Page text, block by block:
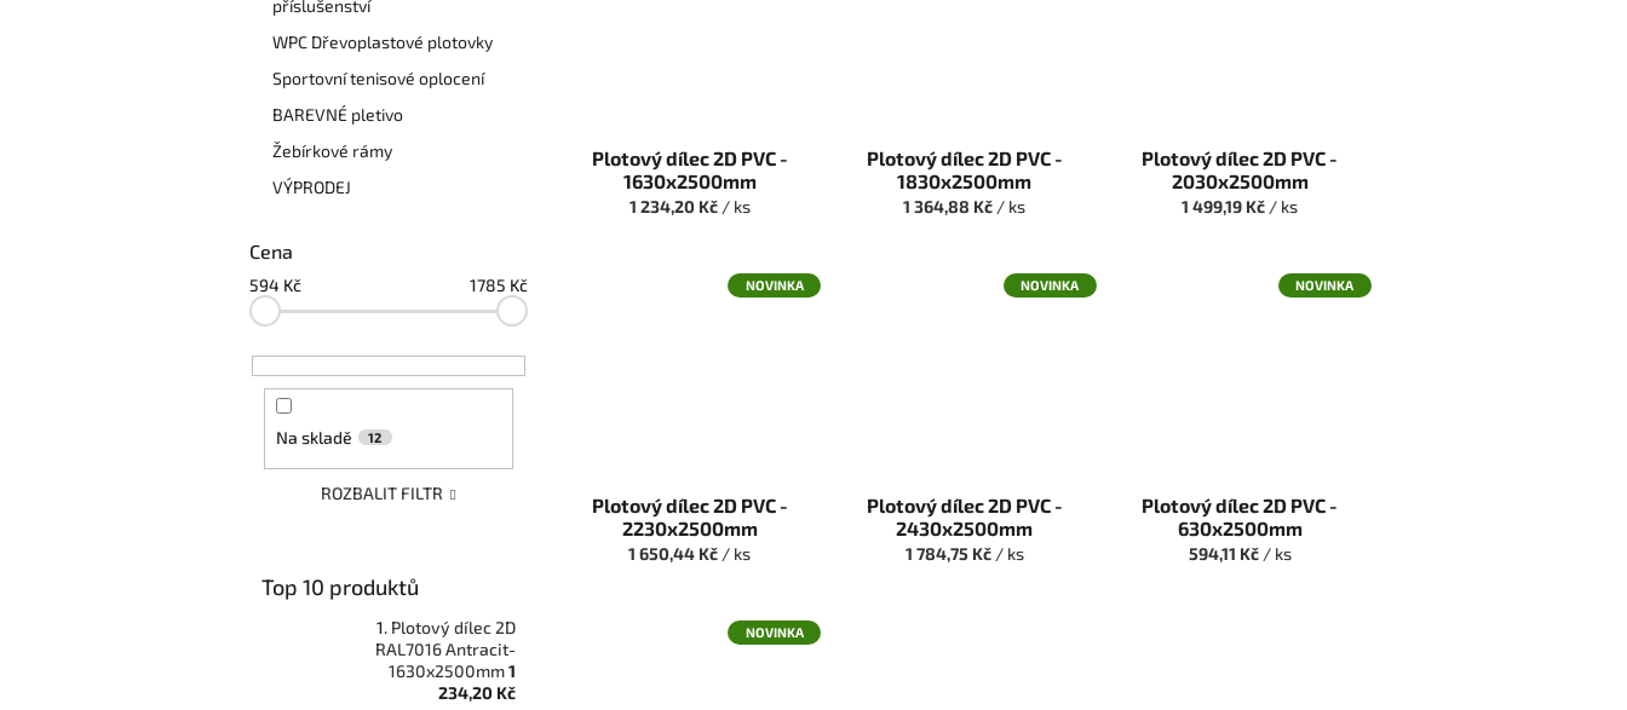
příslušenství
WPC Dřevoplastové plotovky
Sportovní tenisové oplocení
BAREVNÉ pletivo
Žebírkové rámy
VÝPRODEJ
Cena
594 Kč 1785 Kč
Na skladě 12
ROZBALIT FILTR
Top 10 produktů
Plotový dílec 2D
RAL7016 Antracit-
1630x2500mm1
234,20 Kč
Plotový dílec 2D PVC -
1630x2500mm
1 234,20 Kč / ks
Plotový dílec 2D PVC -
1830x2500mm
1 364,88 Kč / ks
Plotový dílec 2D PVC -
2030x2500mm
1 499,19 Kč / ks
NOVINKA
Plotový dílec 2D PVC -
2230x2500mm
1 650,44 Kč / ks
NOVINKA
Plotový dílec 2D PVC -
2430x2500mm
1 784,75 Kč / ks
NOVINKA
Plotový dílec 2D PVC -
630x2500mm
594,11 Kč / ks
NOVINKA